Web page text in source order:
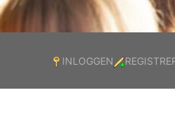
INLOGGEN